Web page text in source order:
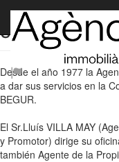
¿Quiénes
Desde el año 1977 la
a dar sus servicios en la
BEGUR.
El Sr.Lluís VILLA MAY
y Promotor) dirige su
también Agente de la